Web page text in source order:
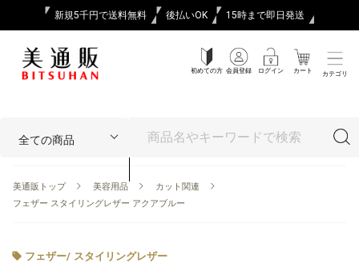
新規5千円で送料無料 後払いOK 15時まで即日発送
初めての方 会員登録 ログイン カート カテゴリ
美通販トップ 美容用品
カット関連
フェザー スタイリングレザー アクアブルー
フェザー/ スタイリングレザー